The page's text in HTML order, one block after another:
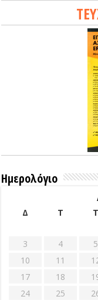
Ημερολόγιο
Δ
Τ Τ
3
4 5
10
11
17
18
24
25